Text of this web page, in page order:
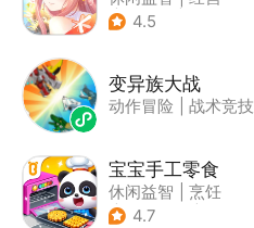
| 美少女
4.5
变异族大战
动作冒险 战术竞技
宝宝手工零食
休闲益智
烹饪
| 宝宝巴士
4.7